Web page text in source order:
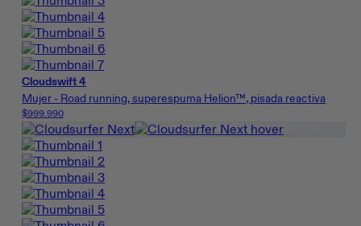
Cloudswift 4
Mujer - Road running, superespuma Helion™, pisada reactiva
$999.990